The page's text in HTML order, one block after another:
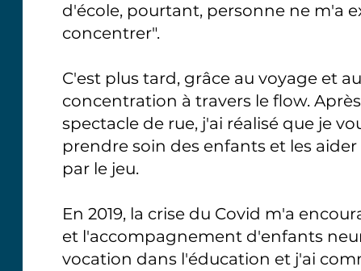
d'école, pourtant, personne ne m'a
concentrer".
C'est plus tard, grâce au voyage et
concentration à travers le flow.
spectacle de rue, j'ai réalisé que je
prendre soin des enfants et les
par le jeu.
En 2019, la crise du Covid m'a
et l'accompagnement d'enfants
vocation dans l'éducation et j'ai